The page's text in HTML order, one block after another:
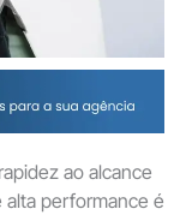
ao alcance
alta performance é